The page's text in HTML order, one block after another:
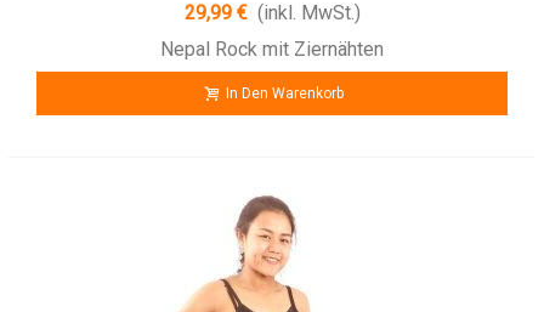
29,99 € (inkl. MwSt.)
Nepal Rock mit Ziernähten
In Den Warenkorb